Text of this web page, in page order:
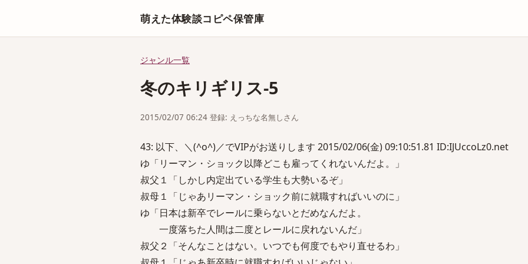
萌えた体験談コピペ保管庫
ジャンル一覧
冬のキリギリス-5
2015/02/07 06:24 登録: えっちな名無しさん
43: 以下、＼(^o^)／でVIPがお送りします 2015/02/06(金) 09:10:51.81 ID:IJUccoLz0.net
ゆ「リーマン・ショック以降どこも雇ってくれないんだよ。」
叔父１「しかし内定出ている学生も大勢いるぞ」
叔母１「じゃあリーマン・ショック前に就職すればいいのに」
ゆ「日本は新卒でレールに乗らないとだめなんだよ。
一度落ちた人間は二度とレールに戻れないんだ」
叔父２「そんなことはない。いつでも何度でもやり直せるわ」